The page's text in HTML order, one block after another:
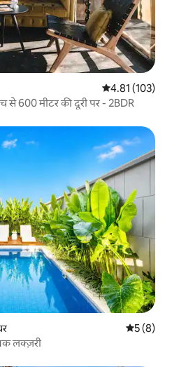
औसत रेटिंग 5 में से
4.81 (103)
से 600 मीटर की दूरी पर - 2BDR
औसत रेटिंग
5 (8)
लक्ज़री